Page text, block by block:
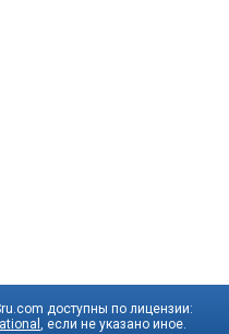
доступны по лицензии:
, если не указано иное.